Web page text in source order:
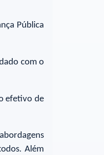
Pública
com o
efetivo de
Além